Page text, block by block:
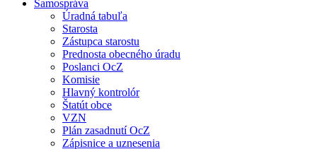
Samospráva
Úradná tabuľa
Starosta
Zástupca starostu
Prednosta obecného úradu
Poslanci OcZ
Komisie
Hlavný kontrolór
Štatút obce
VZN
Plán zasadnutí OcZ
Zápisnice a uznesenia